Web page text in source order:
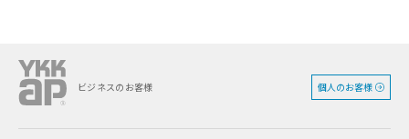
ビジネスのお客様 個人のお客様